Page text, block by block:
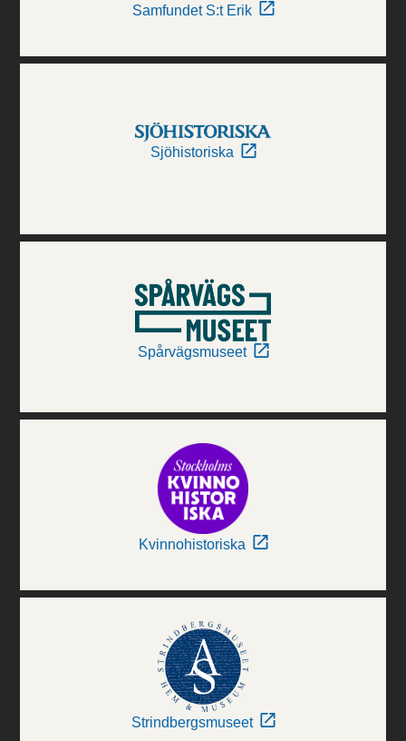
Samfundet S:t Erik
Sjöhistoriska
Spårvägsmuseet
Kvinnohistoriska
Strindbergsmuseet